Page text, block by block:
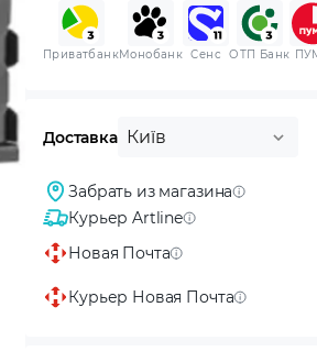
ПриватбанкМонобанк Сенс ОТП Банк
Доставка Київ
Забрать из магазина
Курьер Artline
Новая Почта
Курьер Новая Почта